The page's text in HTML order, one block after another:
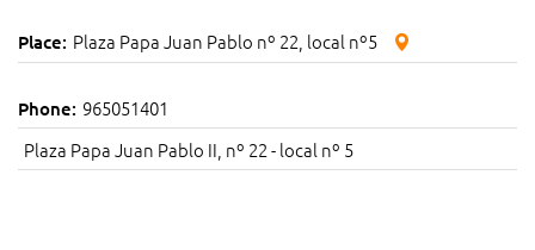
Place: Plaza Papa Juan Pablo nº 22, local nº5
Phone: 965051401
Plaza Papa Juan Pablo II, nº 22 - local nº 5